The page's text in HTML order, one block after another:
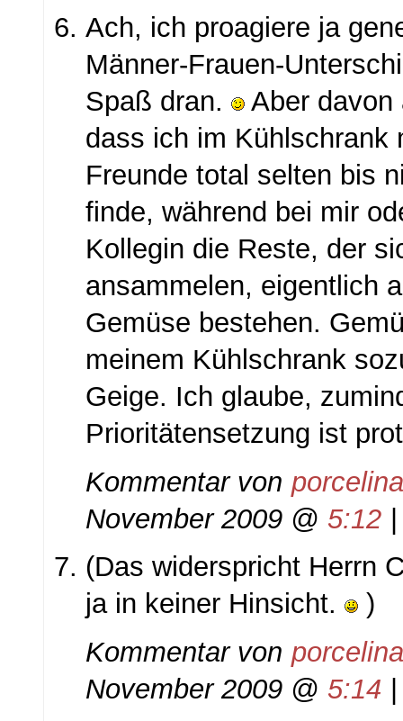
Ach, ich proagiere ja
Männer-Frauen-
Spaß dran.
Aber
dass ich im Kühlschrank
Freunde total selten bis
finde, während bei mir
Kollegin die Reste, der
ansammelen, eigentlich
Gemüse bestehen.
meinem Kühlschrank
Geige. Ich glaube,
Prioritätensetzung ist
Kommentar von
November 2009 @ 5:12
(Das widerspricht Herrn
ja in keiner Hinsicht.
)
Kommentar von
November 2009 @ 5:14